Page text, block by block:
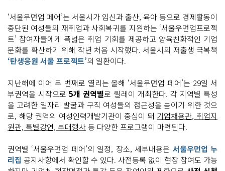
‘서울우먼업 페어’는 서울시가 임신과 출산, 육아 등으로 경제활동이
중단된 여성들의 재취업과 사회복귀를 지원하는 ‘서울우먼업프로젝
트’ 참여자들에게 폭넓은 취업 기회를 제공하고 양육친화적인 기업
문화를 확산하기 위해 작년 처음 시작했다. 서울시의 저출생 극복책
‘탄생응원 서울 프로젝트’의 일환이다.
지난해에 이어 두 번째로 열리는 올해 ‘서울우먼업 페어’는 29일 서
부권역을 시작으로5개 권역별로 릴레이 개최한다. 각 지역별 특성
을 고려한 일자리 발굴과 구직 여성들의 접근성을 높이기 위한 것으
로, 해당 권역의 여성인력개발기관이 중심이 돼 기업채용관, 취업지
원관, 특별강연, 부대행사 등 다양한 프로그램이 마련된다.
권역별 ‘서울우먼업 페어’의 일정, 장소, 세부내용은 서울우먼업 누
리집 공지사항에서 확인할 수 있다. 사전등록 없이 현장 참여도 가능